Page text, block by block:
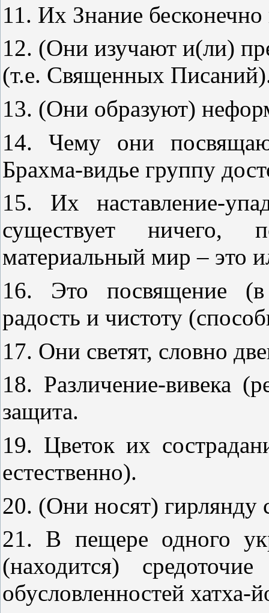
11. Их Знание
12. (Они изучают и(ли)
(т.е. Священных
13. (Они образуют)
14. Чему они
Брахма-видье группу
15. Их наставление-
существует
материальный мир – это
16. Это посвящение (в
радость и чистоту
17. Они светят, словно
18. Различение-вивека
защита.
19. Цветок их
естественно).
20. (Они носят) гирлянду
21. В пещере одного
(находится)
обусловленностей хатха-